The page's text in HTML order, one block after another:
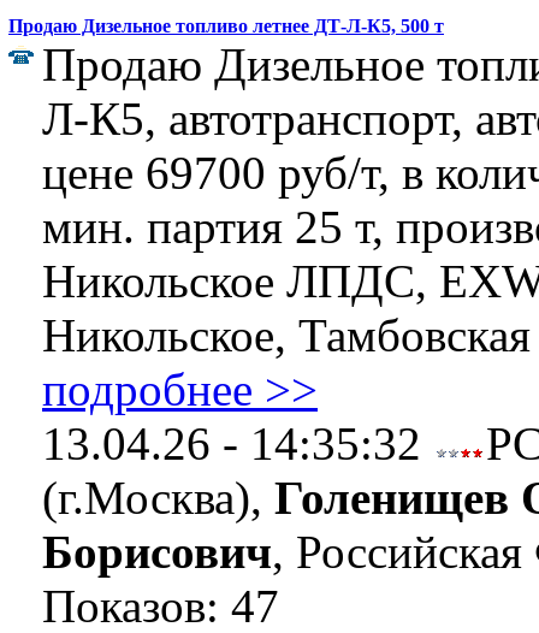
Продаю Дизельное топливо летнее ДТ-Л-К5, 500 т
Продаю Дизельное
Л-К5, автотранспорт,
цене 69700 руб/т, в
мин. партия 25 т,
Никольское ЛПДС,
Никольское,
подробнее >>
13.04.26 - 14:35:32
(г.Москва), Голенищев
Борисович,
Показов: 47